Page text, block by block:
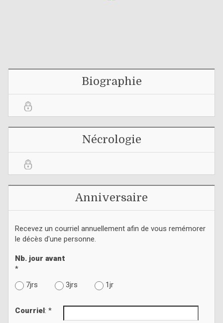
Biographie
Nécrologie
Anniversaire
Recevez un courriel annuellement afin de vous remémorer
le décès d'une personne.
Nb. jour avant
*
7jrs
3jrs 1jr
Courriel: *